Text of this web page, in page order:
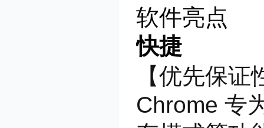
软件亮点
快捷
【优先保证
Chrome 专